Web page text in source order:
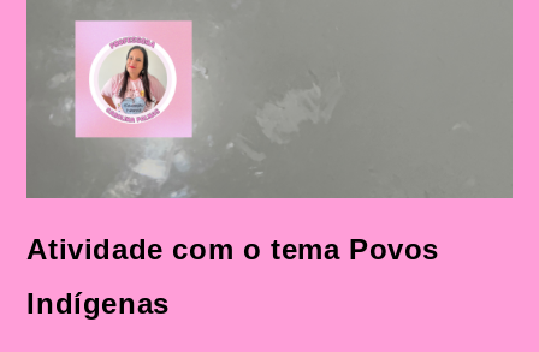
Atividade com o tema Povos
Indígenas